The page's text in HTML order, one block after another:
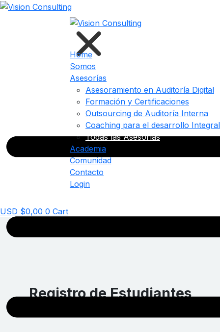
Skip
Home
Somos
Asesorías
Asesoramiento en Auditoría Digital
Formación y Certificaciones
Outsourcing de Auditoría Interna
Coaching para el desarrollo Integral
Todas las Asesorías
Academia
Comunidad
Contacto
Login
USD $0,00 0 Cart
Registro de Estudiantes